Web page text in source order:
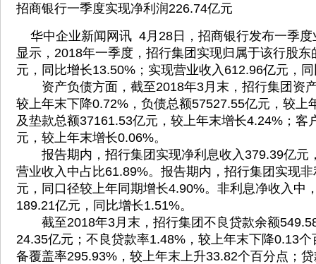
招商银行一季度实现净利润226.74亿元
华中企业新闻网讯 4月28日，招商银行发布一季度
显示，2018年一季度，招行集团实现归属于该行股
元，同比增长13.50%；实现营业收入612.96亿元，
资产负债方面，截至2018年3月末，招行集团资
较上年末下降0.72%，负债总额57527.55亿元，较上
及垫款总额37161.53亿元，较上年末增长4.24%；客
元，较上年末增长0.06%。
报告期内，招行集团实现净利息收入379.39亿元
营业收入中占比61.89%。报告期内，招行集团实现
元，同口径较上年同期增长4.90%。非利息净收入中
189.21亿元，同比增长1.51%。
截至2018年3月末，招行集团不良贷款余额
24.35亿元；不良贷款率1.48%，较上年末下降0.13
备覆盖率295.93%，较上年末上升33.82个百分点；